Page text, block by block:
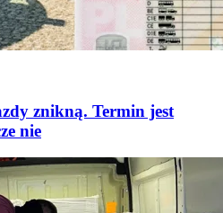
znikną. Termin jest
nie